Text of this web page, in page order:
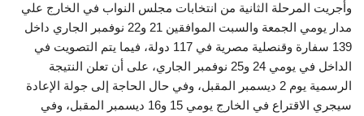
وأجريت المرحلة الثانية من انتخابات مجلس النواب في الخارج علي
مدار يومي الجمعة والسبت الموافقين 21 و22 نوفمبر الجاري داخل
139 سفارة وقنصلية مصرية في 117 دولة، فيما يتم التصويت في
الداخل في يومي 24 و25 نوفمبر الجاري، على أن تعلن النتيجة
الرسمية يوم 2 ديسمبر المقبل، وفي حال الحاجة إلى جولة الإعادة
سيجري الاقتراع في الخارج يومي 15 و16 ديسمبر المقبل، وفي